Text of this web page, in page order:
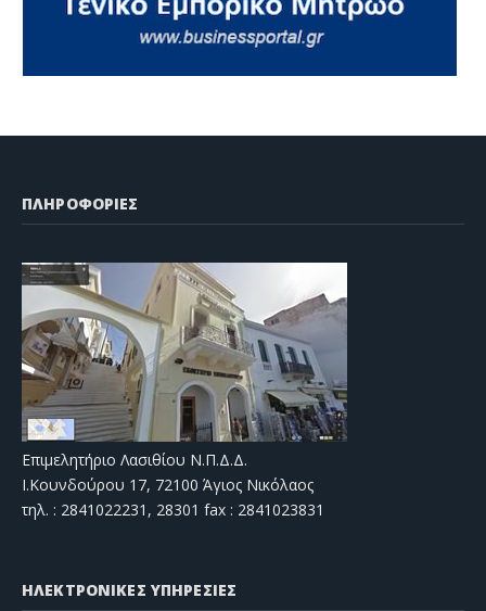
ΠΛΗΡΟΦΟΡΙΕΣ
Επιμελητήριο Λασιθίου Ν.Π.Δ.Δ.
Ι.Κουνδούρου 17, 72100 Άγιος Νικόλαος
τηλ. : 2841022231, 28301 fax : 2841023831
ΗΛΕΚΤΡΟΝΙΚΕΣ ΥΠΗΡΕΣΙΕΣ